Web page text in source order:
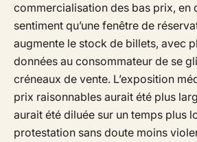
commercialisation des bas prix, en
sentiment qu’une fenêtre de
augmente le stock de billets, avec
données au consommateur de se
créneaux de vente. L’exposition
prix raisonnables aurait été plus
aurait été diluée sur un temps plus
protestation sans doute moins